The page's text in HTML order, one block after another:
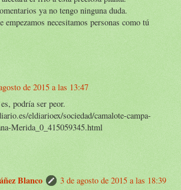
ya no tengo ninguna duda.
empezamos necesitamos personas como tú
de 2015 a las 13:47
podría ser peor.
eldiarioex/sociedad/camalote-campa-
Merida_0_415059345.html
Blanco
3 de agosto de 2015 a las 18:39